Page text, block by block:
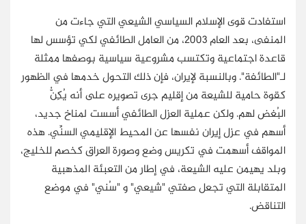
استفادت قوى الإسلام السياسي الشيعي التي جاءت من
المنفى، بعد العام 2003، من العامل الطائفي لكي تؤسس لها
قاعدة اجتماعية وتكتسب مشروعية سياسية بوصفها ممثلة
لـ"الطائفة". وبالنسبة لإيران، فإن ذلك التحول خدمها في الظهور
كقوة حامية للشيعة من إقليم جرى تصويره على أنه يُكِنُّ
البُغض لهم. ولكن عملية العزل الطائفي أسست لمناخ جديد،
أسهم في عزل إيران نفسها عن المحيط الإقليمي السنِّي. هذه
المواقف أسهمت في تكريس وضع وصورة العراق كخصم للخليج،
وبلد يهيمن عليه الشيعة، في إطار من التعبئة المذهبية
المتقابلة التي تجعل صفتي "شيعي" و "سُني" في موضع
التناقض.